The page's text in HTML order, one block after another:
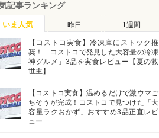
記事ランキング
いま人気 昨日 1週間
【コストコ実食】冷凍庫にストック推
奨！「コストコで発見した大容量の冷凍
神グルメ」3品を実食レビュー【夏の救
世主】
【コストコ実食】温めるだけで激ウマご
ちそうが完成！コストコで見つけた「大
容量ラクおかず」おすすめ3品正直レビ
ュー